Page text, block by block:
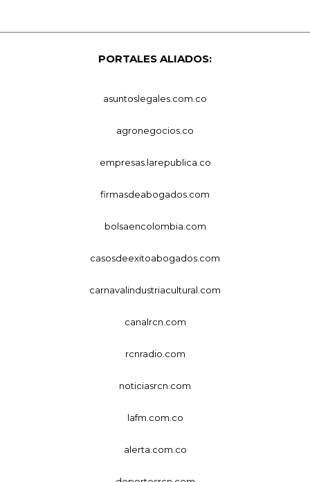
PORTALES ALIADOS:
asuntoslegales.com.co
agronegocios.co
empresas.larepublica.co
firmasdeabogados.com
bolsaencolombia.com
casosdeexitoabogados.com
carnavalindustriacultural.com
canalrcn.com
rcnradio.com
noticiasrcn.com
lafm.com.co
alerta.com.co